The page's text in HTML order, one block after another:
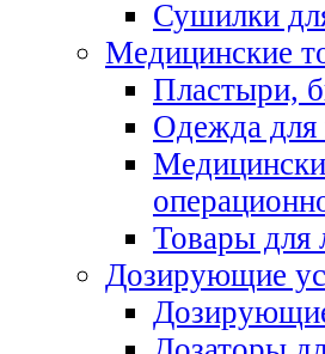
Сушилки
Медицинские
Пластыри,
Одежда для
Товары для
Дозирующие